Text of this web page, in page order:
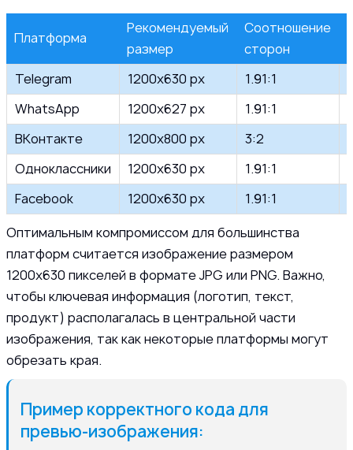
Платформа
Рекомендуемый
размер
Соотношение
сторон
Telegram
1200x630 px 1.91:1
WhatsApp
1200x627 px 1.91:1
ВКонтакте
1200x800 px 3:2
Одноклассники
1200x630 px 1.91:1
Facebook
1200x630 px 1.91:1
Оптимальным компромиссом для большинства
платформ считается изображение размером
1200x630 пикселей в формате JPG или PNG. Важно,
чтобы ключевая информация (логотип, текст,
продукт) располагалась в центральной части
изображения, так как некоторые платформы могут
обрезать края.
Пример корректного кода для
превью-изображения: